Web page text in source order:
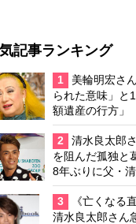
記事ランキング
1
美輪明宏さ
られた意味」と
額遺産の行方」
私生活をサポー
優が相続か
2
清水良太郎
を阻んだ孤独
8年ぶりに父・清
演、本格的な活
ていたが…周囲
「不安定なとこ
3
《亡くなる
清水良太郎さん